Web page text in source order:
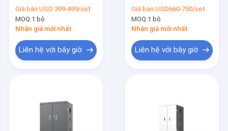
Liên hệ chúng tôi
Tin tức
Tất cả các trường hợp
Tủ sạc máy tính bảng
Giá bán:USD 399-499/set
MOQ:1 bộ
Nhận giá mới nhất
Liên hệ với bây giờ
Giá bán:USD660-750/set
MOQ:1 bộ
Nhận giá mới nhất
Liên hệ với bây giờ